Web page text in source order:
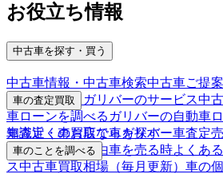
お役立ち情報
中古車を探す・買う
中古車情報・中古車検索中古車ご提
車購入ガイド
ガリバーのサービス中
車ローンを調べる ガリバーの自動車
知識近くのお店で車を探す
車の査定買取
車査定・車買取ならガリバー車査定
定が選ばれる理由車を売る時よくあ
ス中古車買取相場（毎月更新） 車の
車のことを調べる